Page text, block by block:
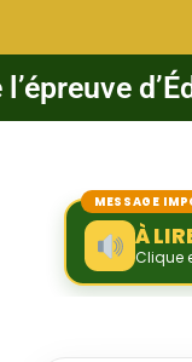
MESSAGE
À
Clique